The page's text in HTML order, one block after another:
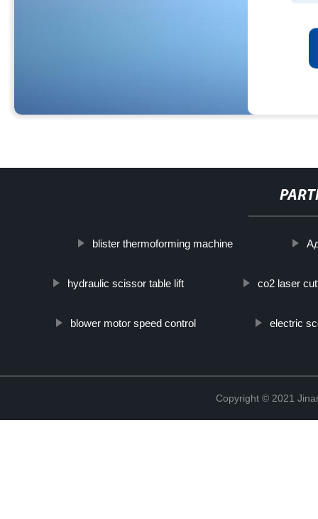
blister thermoforming machine
hydraulic scissor table lift co2 laser
blower motor speed control electric
Copyright © 2021